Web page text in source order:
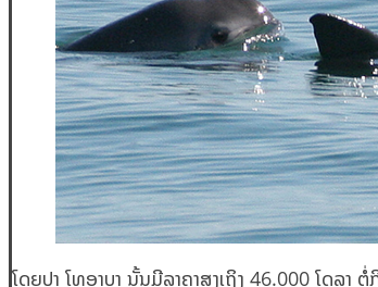
ໂດຍປາ ໂທອາບາ ນັ້ນມີລາຄາສູງເຖິງ 46.000 ໂດລ